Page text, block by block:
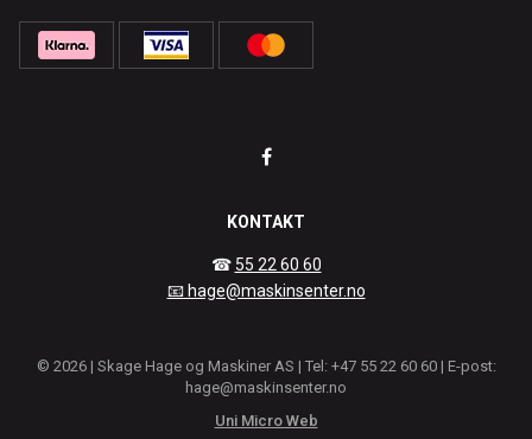
KONTAKT
☎ 55 22 60 60
📧 hage@maskinsenter.no
© 2026 | Skage Hage og Maskiner AS | Tel: +47 55 22 60 60 | E-post:
hage@maskinsenter.no
Uni Micro Web